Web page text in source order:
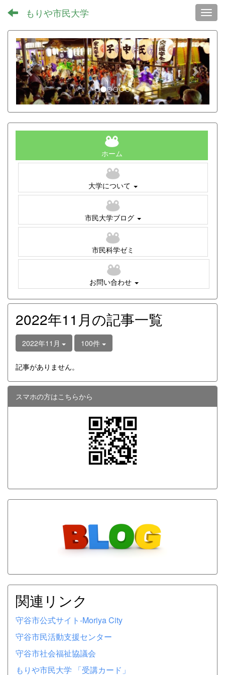
もりや市民大学
p
r
e
v
i
o
u
n
e
x
t
ホーム
大学について
市民大学ブログ
市民科学ゼミ
お問い合わせ
2022年11月の記事一覧
2022年11月 100件
記事がありません。
スマホの方はこちらから
関連リンク
守谷市公式サイト-Moriya City
守谷市民活動支援センター
守谷市社会福祉協議会
もりや市民大学 「受講カード」